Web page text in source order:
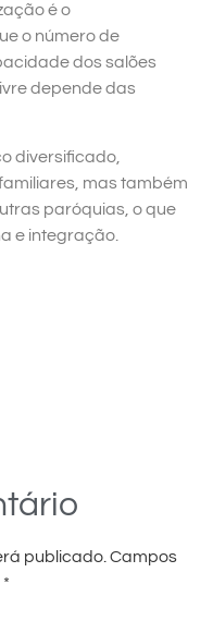
é o
o número de
dos salões
depende das
diversificado,
mas também
paróquias, o que
e integração.
publicado. Campos
*